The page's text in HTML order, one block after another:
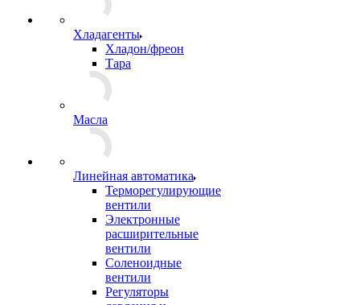
Хладагенты
Хладон/фреон
Тара
Масла
Линейная автоматика
Терморегулирующие
вентили
Электронные
расширительные
вентили
Соленоидные
вентили
Регуляторы